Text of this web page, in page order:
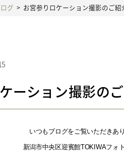
グ お宮参りロケーション撮影のご
ーション撮影の
いつもブログをご覧いただきあ
新潟市中央区迎賓館TOKIWAフォ